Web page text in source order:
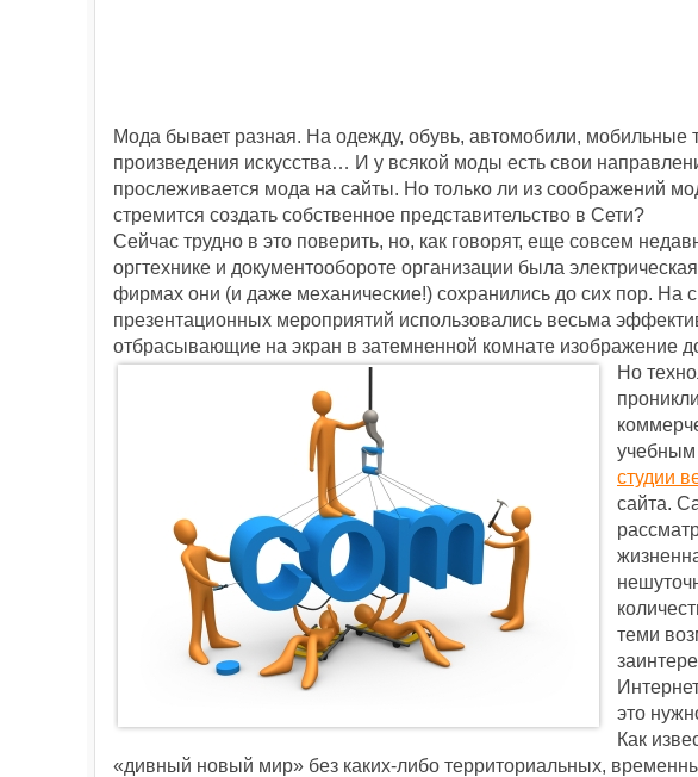
Мода бывает разная. На одежду, обувь, автомобили,
произведения искусства… И у всякой моды есть свои
прослеживается мода на сайты. Но только ли из соображений
стремится создать собственное представительство в Сети?
Сейчас трудно в это поверить, но, как говорят, еще совсем
оргтехнике и документообороте организации была
фирмах они (и даже механические!) сохранились до сих пор. На
презентационных мероприятий использовались весьма
отбрасывающие на экран в затемненной комнате изображение
Но
учебным
студии
сайта.
теми
это
Как
«дивный новый мир» без каких-либо территориальных,